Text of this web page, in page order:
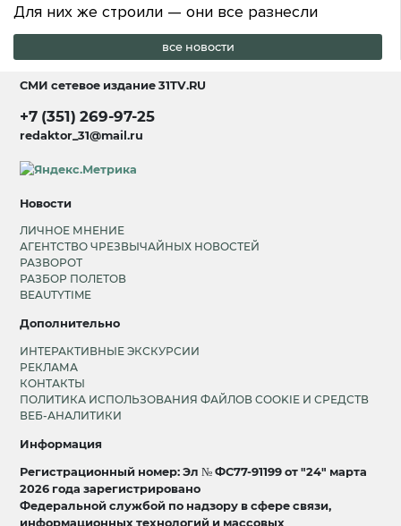
Для них же строили — они все разнесли
все новости
СМИ сетевое издание31TV.RU
+7 (351) 269-97-25
redaktor_31@mail.ru
Новости
ЛИЧНОЕ МНЕНИЕ
АГЕНТСТВО ЧРЕЗВЫЧАЙНЫХ НОВОСТЕЙ
РАЗВОРОТ
РАЗБОР ПОЛЕТОВ
BEAUTYTIME
Дополнительно
ИНТЕРАКТИВНЫЕ ЭКСКУРСИИ
РЕКЛАМА
КОНТАКТЫ
ПОЛИТИКА ИСПОЛЬЗОВАНИЯ ФАЙЛОВ COOKIE И СРЕДСТВ
ВЕБ-АНАЛИТИКИ
Информация
Регистрационный номер: Эл № ФС77-91199 от "24" марта
2026 года зарегистрировано
Федеральной службой по надзору в сфере связи,
информационных технологий и массовых